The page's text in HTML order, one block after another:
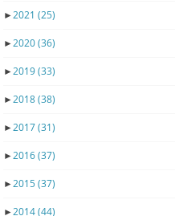
►2021 (25)
►2020(36)
►2019(33)
►2018(38)
►2017(31)
►2016(37)
►2015(37)
►2014(44)